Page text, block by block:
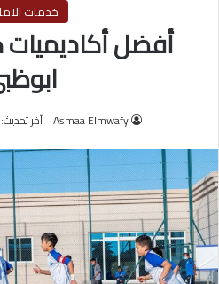
خدمات
أفضل
Asmaa Elmwafy آخر تحديث: